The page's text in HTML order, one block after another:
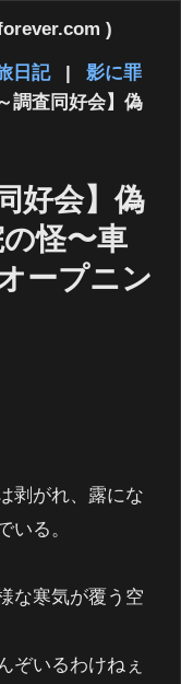
)
日記
影に罪
調査同好会】偽
好会】偽
怪〜車
ープニン
剥がれ、露にな
いる。
な寒気が覆う空
ぞいるわけねぇ